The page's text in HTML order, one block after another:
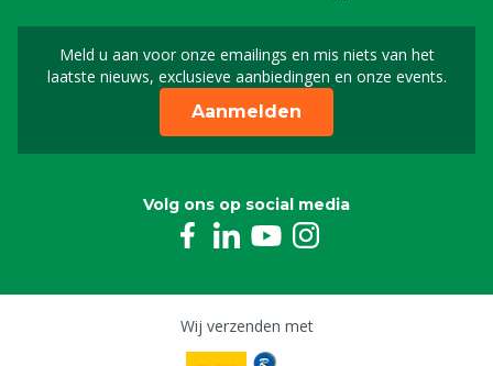
Meld u aan voor onze emailings en mis niets van het
laatste nieuws, exclusieve aanbiedingen en onze events.
Meld u aan voor onze
Aanmelden
Volg ons op social media
Wij verzenden met